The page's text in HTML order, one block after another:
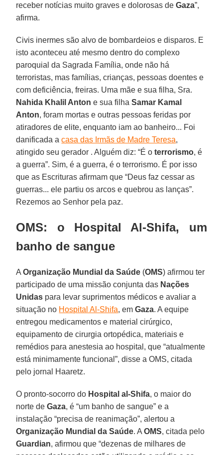
receber notícias muito graves e dolorosas deGaza”,
afirma.
Civis inermes são alvo de bombardeios e disparos. E
isto aconteceu até mesmo dentro do complexo
paroquial da Sagrada Família, onde não há
terroristas, mas famílias, crianças, pessoas doentes e
com deficiência, freiras. Uma mãe e sua filha, Sra.
Nahida Khalil Anton e sua filhaSamar Kamal
Anton, foram mortas e outras pessoas feridas por
atiradores de elite, enquanto iam ao banheiro... Foi
danificada acasa das Irmãs de Madre Teresa,
atingido seu gerador . Alguém diz: “É oterrorismo, é
a guerra”. Sim, é a guerra, é o terrorismo. É por isso
que as Escrituras afirmam que “Deus faz cessar as
guerras... ele partiu os arcos e quebrou as lanças”.
Rezemos ao Senhor pela paz.
OMS: o Hospital Al-Shifa, um
banho de sangue
AOrganização Mundial da Saúde (OMS) afirmou ter
participado de uma missão conjunta das Nações
Unidas para levar suprimentos médicos e avaliar a
situação no Hospital Al-Shifa, emGaza. A equipe
entregou medicamentos e material cirúrgico,
equipamento de cirurgia ortopédica, materiais e
remédios para anestesia ao hospital, que “atualmente
está minimamente funcional”, disse a OMS, citada
pelo jornal Haaretz.
O pronto-socorro do Hospital al-Shifa, o maior do
norte deGaza, é “um banho de sangue” e a
instalação “precisa de reanimação”, alertou a
Organização Mundial da Saúde. AOMS, citada pelo
Guardian, afirmou que “dezenas de milhares de